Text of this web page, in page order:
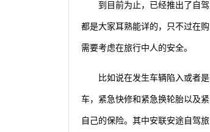
到目前为止，已经推出了自
都是大家耳熟能详的，只不过在
需要考虑在旅行中人的安全。
比如说在发生车辆陷入或者
车，紧急快修和紧急换轮胎以及
自己的保险。其中安联安途自驾